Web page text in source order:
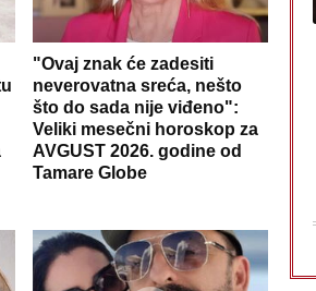
"Ovaj znak će zadesiti
neverovatna sreća, nešto
što do sada nije viđeno":
Veliki mesečni horoskop za
AVGUST 2026. godine od
Tamare Globe